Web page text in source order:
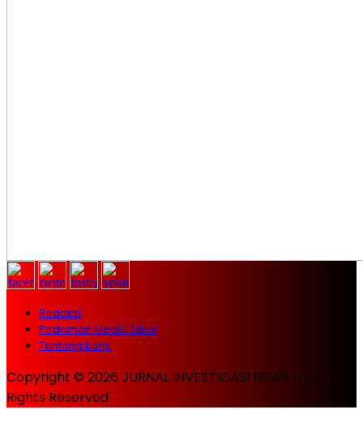
Redaksi
Pedoman Media Siber
Tentang kami
Copyright © 2026 JURNAL INVESTIGASI NEWS - All
Rights Reserved